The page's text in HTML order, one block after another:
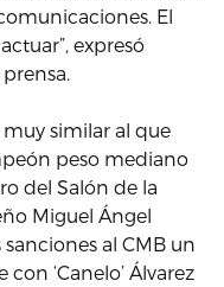
El
expresó
muy similar al que
peso mediano
del Salón de la
Miguel Ángel
al CMB un
‘Canelo’ Álvarez